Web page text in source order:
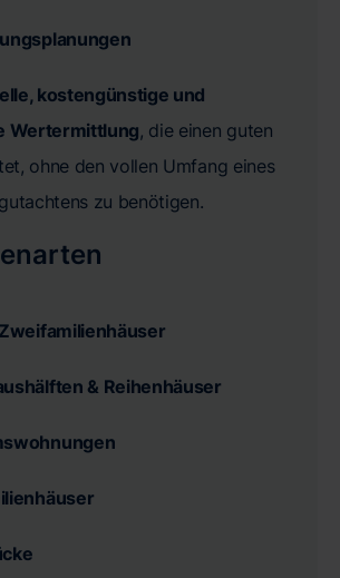
kostengünstige und
Wertermittlung, die einen guten
ohne den vollen Umfang eines
zu benötigen.
& Reihenhäuser